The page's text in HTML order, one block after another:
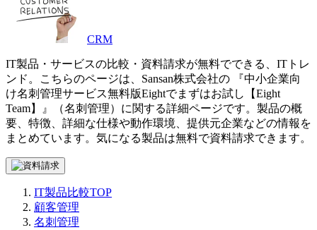
CRM
IT製品・サービスの比較・資料請求が無料でできる、ITトレ
ンド。こちらのページは、 Sansan株式会社の 『 中小企業向
け名刺管理サービス無料版Eightでまずはお試し【Eight
Team】
』（名刺管理）に関する詳細ページです。製品の概
要、特徴、詳細な仕様や動作環境、提供元企業などの情報を
まとめています。気になる製品は無料で資料請求できます。
IT製品比較TOP
顧客管理
名刺管理